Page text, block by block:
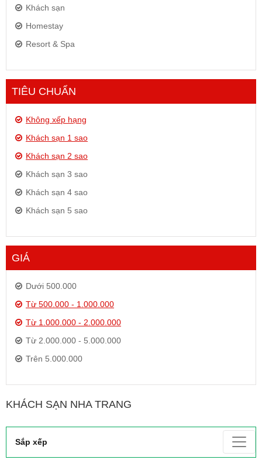
KHÁCH SẠN NHA TRANG
Sắp xếp
Khách sạn
Homestay
Resort & Spa
TIÊU CHUẨN
Không xếp hạng
Khách sạn 1 sao
Khách sạn 2 sao
Khách sạn 3 sao
Khách sạn 4 sao
Khách sạn 5 sao
GIÁ
Dưới 500.000
Từ 500.000 - 1.000.000
Từ 1.000.000 - 2.000.000
Từ 2.000.000 - 5.000.000
Trên 5.000.000